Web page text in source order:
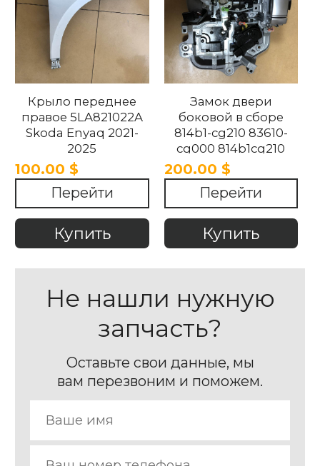
Крыло переднее
правое 5LA821022A
Skoda Enyaq 2021-
2025
100.00 $
Перейти
Купить
Замок двери
боковой в сборе
814b1-cg210 83610-
cg000 814b1cg210
83610cg000 Hyundai
Staria 2021-2025
200.00 $
Перейти
Купить
Не нашли нужную
запчасть?
Оставьте свои данные, мы
вам перезвоним и поможем.